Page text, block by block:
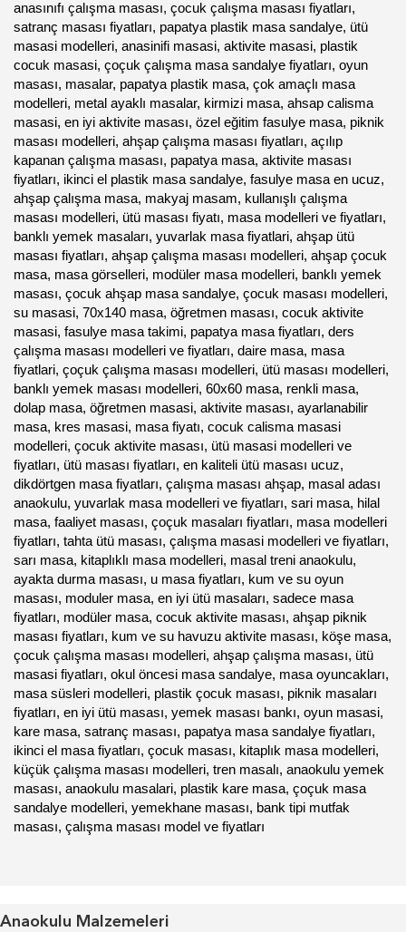
anasınıfı çalışma masası, çocuk çalışma masası fiyatları,
satranç masası fiyatları, papatya plastik masa sandalye, ütü
masasi modelleri, anasinifi masasi, aktivite masasi, plastik
cocuk masasi, çoçuk çalışma masa sandalye fiyatları, oyun
masası, masalar, papatya plastik masa, çok amaçlı masa
modelleri, metal ayaklı masalar, kirmizi masa, ahsap calisma
masasi, en iyi aktivite masası, özel eğitim fasulye masa, piknik
masası modelleri, ahşap çalışma masası fiyatları, açılıp
kapanan çalışma masası, papatya masa, aktivite masası
fiyatları, ikinci el plastik masa sandalye, fasulye masa en ucuz,
ahşap çalışma masa, makyaj masam, kullanışlı çalışma
masası modelleri, ütü masası fiyatı, masa modelleri ve fiyatları,
banklı yemek masaları, yuvarlak masa fiyatlari, ahşap ütü
masası fiyatları, ahşap çalışma masası modelleri, ahşap çocuk
masa, masa görselleri, modüler masa modelleri, banklı yemek
masası, çocuk ahşap masa sandalye, çocuk masası modelleri,
su masasi, 70x140 masa, öğretmen masası, cocuk aktivite
masasi, fasulye masa takimi, papatya masa fiyatları, ders
çalışma masası modelleri ve fiyatları, daire masa, masa
fiyatlari, çoçuk çalışma masası modelleri, ütü masası modelleri,
banklı yemek masası modelleri, 60x60 masa, renkli masa,
dolap masa, öğretmen masasi, aktivite masası, ayarlanabilir
masa, kres masasi, masa fiyatı, cocuk calisma masasi
modelleri, çocuk aktivite masası, ütü masasi modelleri ve
fiyatları, ütü masası fiyatları, en kaliteli ütü masası ucuz,
dikdörtgen masa fiyatları, çalışma masası ahşap, masal adası
anaokulu, yuvarlak masa modelleri ve fiyatları, sari masa, hilal
masa, faaliyet masası, çoçuk masaları fiyatları, masa modelleri
fiyatları, tahta ütü masası, çalışma masasi modelleri ve fiyatları,
sarı masa, kitaplıklı masa modelleri, masal treni anaokulu,
ayakta durma masası, u masa fiyatları, kum ve su oyun
masası, moduler masa, en iyi ütü masaları, sadece masa
fiyatları, modüler masa, cocuk aktivite masası, ahşap piknik
masası fiyatları, kum ve su havuzu aktivite masası, köşe masa,
çocuk çalışma masası modelleri, ahşap çalışma masası, ütü
masasi fiyatları, okul öncesi masa sandalye, masa oyuncakları,
masa süsleri modelleri, plastik çocuk masası, piknik masaları
fiyatları, en iyi ütü masası, yemek masası bankı, oyun masasi,
kare masa, satranç masası, papatya masa sandalye fiyatları,
ikinci el masa fiyatları, çocuk masası, kitaplık masa modelleri,
küçük çalışma masası modelleri, tren masalı, anaokulu yemek
masası, anaokulu masalari, plastik kare masa, çoçuk masa
sandalye modelleri, yemekhane masası, bank tipi mutfak
masası, çalışma masası model ve fiyatları
Anaokulu Malzemeleri